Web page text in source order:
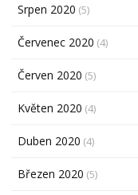
Srpen 2020 (5)
Červenec 2020 (4)
Červen 2020 (5)
Květen 2020 (4)
Duben 2020 (4)
Březen 2020 (5)